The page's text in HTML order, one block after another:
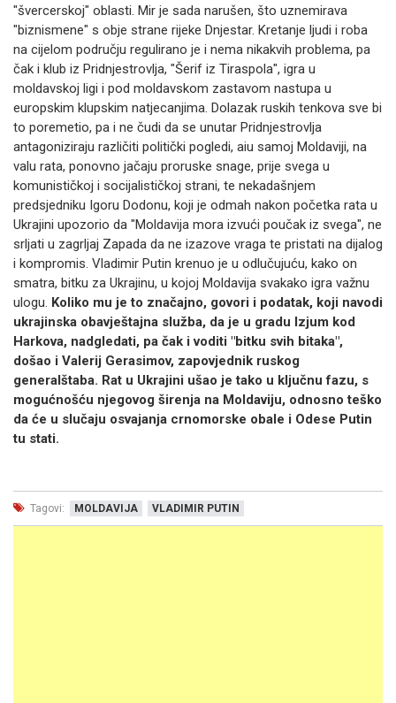
"švercerskoj" oblasti. Mir je sada narušen, što uznemirava
"biznismene" s obje strane rijeke Dnjestar. Kretanje ljudi i roba
na cijelom području regulirano je i nema nikakvih problema, pa
čak i klub iz Pridnjestrovlja, "Šerif iz Tiraspola", igra u
moldavskoj ligi i pod moldavskom zastavom nastupa u
europskim klupskim natjecanjima. Dolazak ruskih tenkova sve bi
to poremetio, pa i ne čudi da se unutar Pridnjestrovlja
antagoniziraju različiti politički pogledi, aiu samoj Moldaviji, na
valu rata, ponovno jačaju proruske snage, prije svega u
komunističkoj i socijalističkoj strani, te nekadašnjem
predsjedniku Igoru Dodonu, koji je odmah nakon početka rata u
Ukrajini upozorio da "Moldavija mora izvući poučak iz svega", ne
srljati u zagrljaj Zapada da ne izazove vraga te pristati na dijalog
i kompromis. Vladimir Putin krenuo je u odlučujuću, kako on
smatra, bitku za Ukrajinu, u kojoj Moldavija svakako igra važnu
ulogu. Koliko mu je to značajno, govori i podatak, koji navodi
ukrajinska obavještajna služba, da je u gradu Izjum kod
Harkova, nadgledati, pa čak i voditi "bitku svih bitaka",
došao i Valerij Gerasimov, zapovjednik ruskog
generalštaba. Rat u Ukrajini ušao je tako u ključnu fazu, s
mogućnošću njegovog širenja na Moldaviju, odnosno teško
da će u slučaju osvajanja crnomorske obale i Odese Putin
tu stati.
Tagovi: MOLDAVIJA VLADIMIR PUTIN